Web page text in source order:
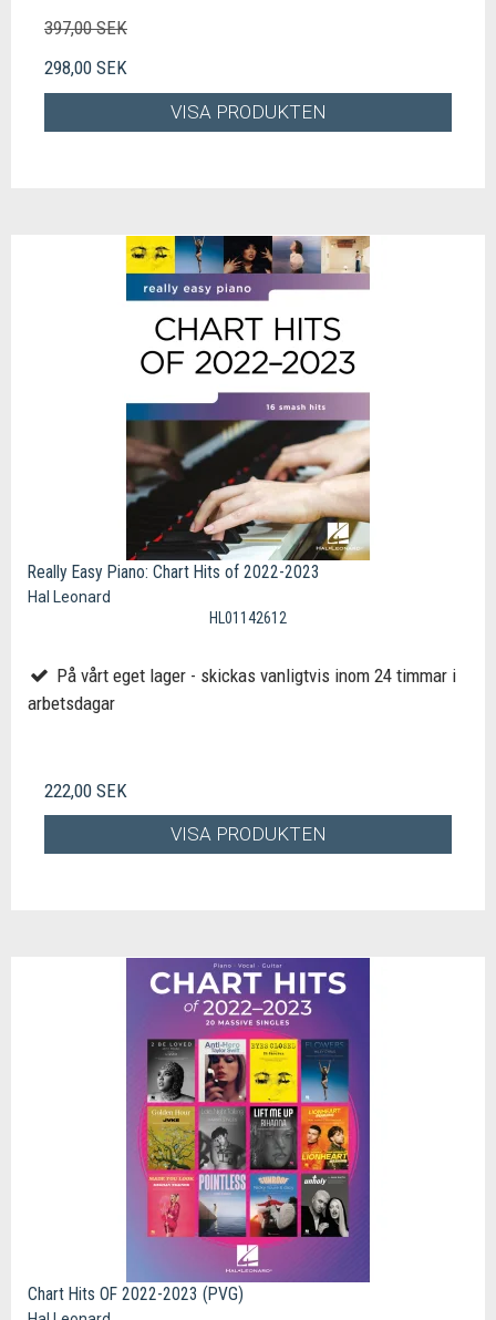
397,00 SEK
298,00 SEK
VISA PRODUKTEN
Really Easy Piano: Chart Hits of 2022-2023
Hal Leonard
HL01142612
På vårt eget lager - skickas vanligtvis inom 24 timmar i
arbetsdagar
222,00 SEK
VISA PRODUKTEN
Chart Hits OF 2022-2023 (PVG)